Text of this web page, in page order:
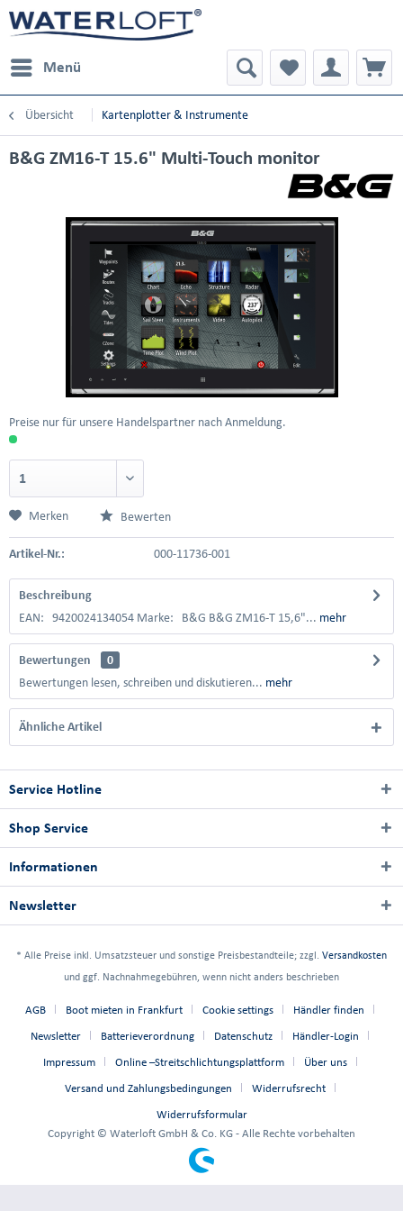
Menü
Übersicht Kartenplotter & Instrumente
B&G ZM16-T 15.6" Multi-Touch monitor
Preise nur für unsere Handelspartner nach Anmeldung.
Merken Bewerten
Artikel-Nr.: 000-11736-001
Beschreibung
EAN: 9420024134054 Marke: B&G B&G ZM16-T 15,6"... mehr
Bewertungen
0
Bewertungen lesen, schreiben und diskutieren... mehr
Ähnliche Artikel
Service Hotline
Shop Service
Informationen
Newsletter
* Alle Preise inkl. Umsatzsteuer und sonstige Preisbestandteile; zzgl. Versandkosten
und ggf. Nachnahmegebühren, wenn nicht anders beschrieben
AGB Boot mieten in Frankfurt Cookie settings Händler finden
Newsletter Batterieverordnung Datenschutz Händler-Login
Impressum Online –Streitschlichtungsplattform Über uns
Versand und Zahlungsbedingungen Widerrufsrecht
Widerrufsformular
Copyright © Waterloft GmbH & Co. KG - Alle Rechte vorbehalten